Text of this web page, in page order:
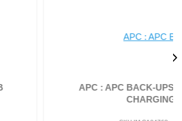
BACK-UPS 650VA 230V 1USB